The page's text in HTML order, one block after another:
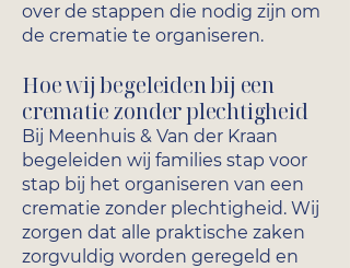
over de stappen die nodig zijn om
de crematie te organiseren.
Hoe wij begeleiden bij een
crematie zonder plechtigheid
Bij Meenhuis & Van der Kraan
begeleiden wij families stap voor
stap bij het organiseren van een
crematie zonder plechtigheid. Wij
zorgen dat alle praktische zaken
zorgvuldig worden geregeld en